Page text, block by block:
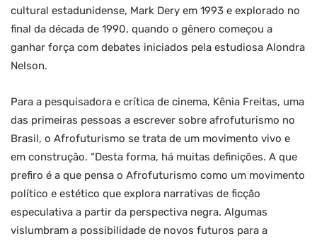
cultural estadunidense, Mark Dery em 1993 e explorado no
final da década de 1990, quando o gênero começou a
ganhar força com debates iniciados pela estudiosa Alondra
Nelson.
Para a pesquisadora e crítica de cinema, Kênia Freitas, uma
das primeiras pessoas a escrever sobre afrofuturismo no
Brasil, o Afrofuturismo se trata de um movimento vivo e
em construção. “Desta forma, há muitas definições. A que
prefiro é a que pensa o Afrofuturismo como um movimento
político e estético que explora narrativas de ficção
especulativa a partir da perspectiva negra. Algumas
vislumbram a possibilidade de novos futuros para a